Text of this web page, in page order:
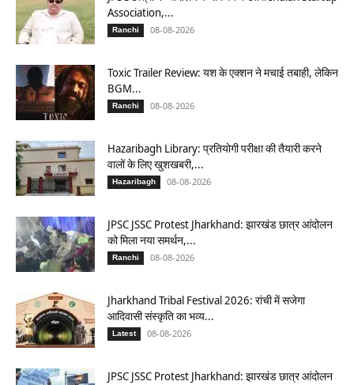
Association,...
Ranchi 08-08-2026
Toxic Trailer Review: यश के एक्शन ने मचाई तबाही, लेकिन
BGM...
Ranchi 08-08-2026
Hazaribagh Library: प्रतियोगी परीक्षा की तैयारी करने
वालों के लिए खुशखबरी,...
Hazaribagh 08-08-2026
JPSC JSSC Protest Jharkhand: झारखंड छात्र आंदोलन
को मिला नया समर्थन,...
Ranchi 08-08-2026
Jharkhand Tribal Festival 2026: रांची में सजेगा
आदिवासी संस्कृति का भव्य...
Latest 08-08-2026
JPSC JSSC Protest Jharkhand: झारखंड छात्र आंदोलन